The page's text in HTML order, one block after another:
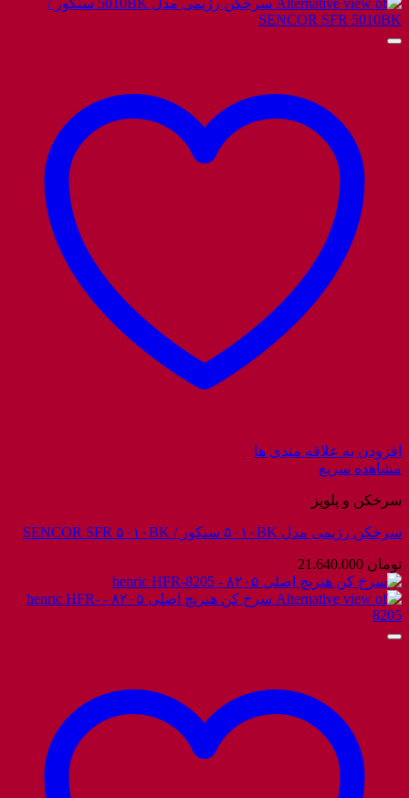
افزودن به علاقه مندی ها
مشاهده سریع
سرخکن و پلوپز
سرخکن رژیمی مدل ۵۰۱۰BK سنکور / SENCOR SFR ۵۰۱۰BK
تومان